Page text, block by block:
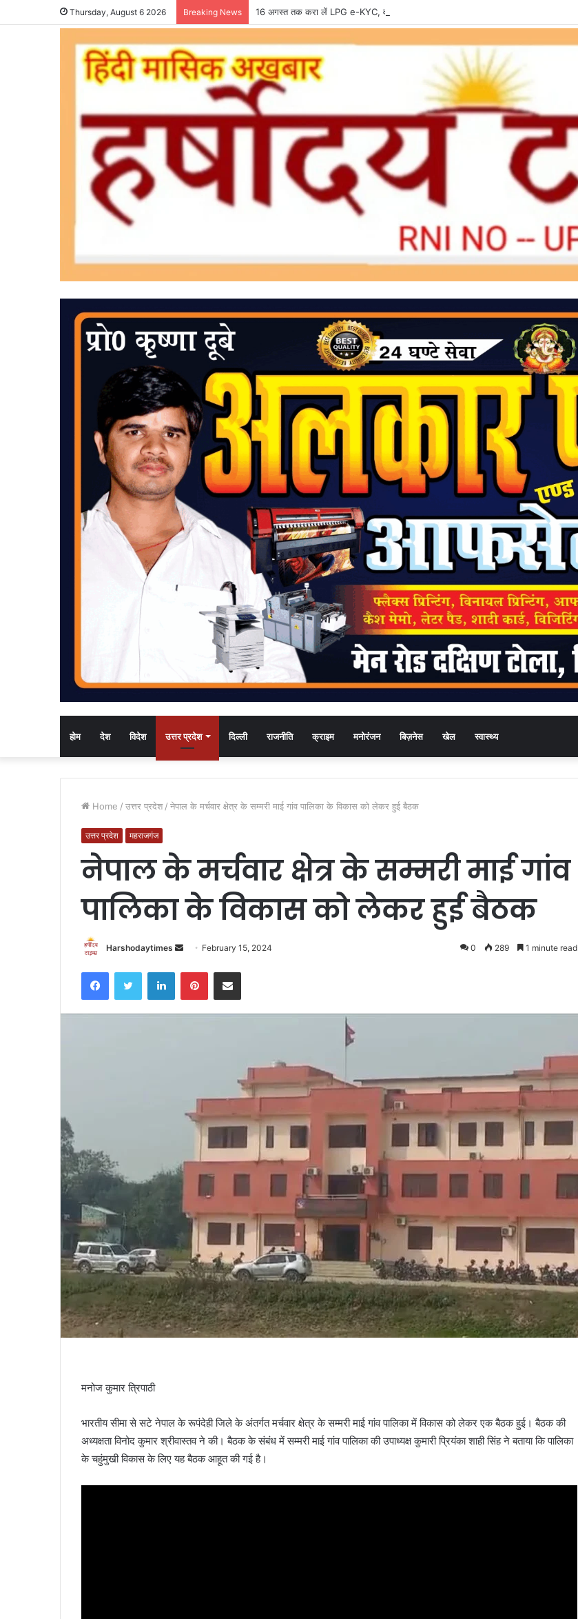
Thursday, August 6 2026 Breaking News 16 अगस्त तक करा लें LPG e-KYC, वरना बुकिंग और सब्सिडी में हो सकती है दिक्कत
होम देश विदेश उत्तर प्रदेश दिल्ली राजनीति क्राइम मनोरंजन बिज़नेस खेल स्वास्थ्य
Home / उत्तर प्रदेश / नेपाल के मर्चवार क्षेत्र के सम्मरी माई गांव पालिका के विकास को लेकर हुई बैठक
उत्तर प्रदेश महराजगंज
नेपाल के मर्चवार क्षेत्र के सम्मरी माई गांव
पालिका के विकास को लेकर हुई बैठक
Harshodaytimes
Send
email
February 15, 2024 0 289 1 minute read
FacebookTwitter LinkedInPinterestShare via Email
मनोज कुमार त्रिपाठी
भारतीय सीमा से सटे नेपाल के रूपंदेही जिले के अंतर्गत मर्चवार क्षेत्र के सम्मरी माई गांव पालिका में विकास को लेकर एक बैठक हुई। बैठक की
अध्यक्षता विनोद कुमार श्रीवास्तव ने की। बैठक के संबंध में सम्मरी माई गांव पालिका की उपाध्यक्ष कुमारी प्रियंका शाही सिंह ने बताया कि पालिका
के चहुंमुखी विकास के लिए यह बैठक आहूत की गई है।